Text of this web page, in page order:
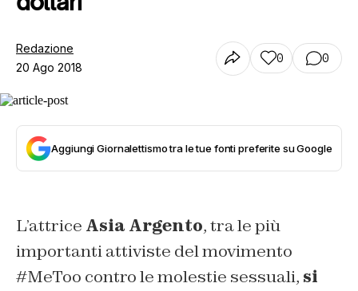
Contatti
Redazione
20 Ago 2018
0 0
Aggiungi Giornalettismo tra le tue fonti preferite su Google
L’attrice Asia Argento, tra le più
importanti attiviste del movimento
#MeToo contro le molestie sessuali, si